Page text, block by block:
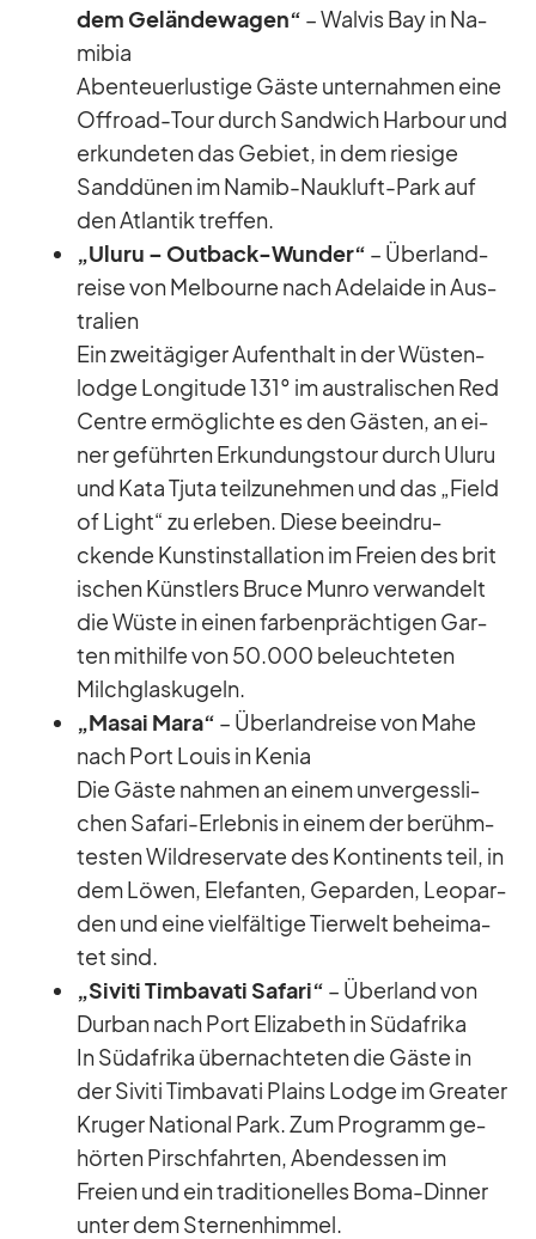
dem Ge­län­de­wa­gen“ – Wal­vis Bay in Na­
mi­bia
Aben­teu­er­lus­tige Gäste un­ter­nah­men eine
Off­road-Tour durch Sand­wich Har­bour und
er­kun­de­ten das Ge­biet, in dem rie­sige
Sand­dü­nen im Na­mib-Nau­kluft-Park auf
den At­lan­tik tref­fen.
„Ul­uru – Out­back-Wun­der“ – Über­land­
reise von Mel­bourne nach Ade­laide in Aus­
tra­lien
Ein zwei­tä­gi­ger Auf­ent­halt in der Wüs­ten­
lodge Lon­gi­tude 131° im aus­tra­li­schen Red
Centre er­mög­lichte es den Gäs­ten, an ei­
ner ge­führ­ten Er­kun­dungs­tour durch Ul­uru
und Kata Tjuta teil­zu­neh­men und das „Field
of Light“ zu er­le­ben. Diese be­ein­dru­
ckende Kunst­in­stal­la­tion im Freien des bri­t
i­schen Künst­lers Bruce Munro ver­wan­delt
die Wüste in ei­nen far­ben­präch­ti­gen Gar­
ten mit­hilfe von 50.000 be­leuch­te­ten
Milch­glas­ku­geln.
„Ma­sai Mara“ – Über­land­reise von Mahe
nach Port Louis in Ke­nia
Die Gäste nah­men an ei­nem un­ver­gess­li­
chen Sa­fari-Er­leb­nis in ei­nem der be­rühm­
tes­ten Wild­re­ser­vate des Kon­ti­nents teil, in
dem Lö­wen, Ele­fan­ten, Ge­par­den, Leo­par­
den und eine viel­fäl­tige Tier­welt be­hei­ma­
tet sind.
„Si­viti Tim­bavati Sa­fari“ – Über­land von
Dur­ban nach Port Eliza­beth in Süd­afrika
In Süd­afrika über­nach­te­ten die Gäste in
der Si­viti Tim­bavati Plains Lodge im Grea­ter
Kru­ger Na­tio­nal Park. Zum Pro­gramm ge­
hör­ten Pirsch­fahr­ten, Abend­essen im
Freien und ein tra­di­tio­nel­les Boma-Din­ner
un­ter dem Ster­nen­him­mel.